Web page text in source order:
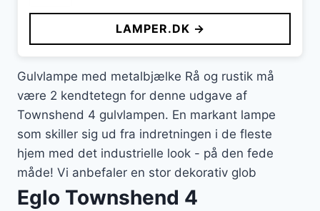
LAMPER.DK →
Gulvlampe med metalbjælke Rå og rustik må
være 2 kendtetegn for denne udgave af
Townshend 4 gulvlampen. En markant lampe
som skiller sig ud fra indretningen i de fleste
hjem med det industrielle look - på den fede
måde! Vi anbefaler en stor dekorativ glob
Eglo Townshend 4